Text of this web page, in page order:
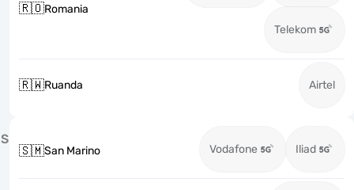
🇷🇴Romania
Telekom
🇷🇼Ruanda Airtel
S
🇸🇲San Marino Vodafone Iliad